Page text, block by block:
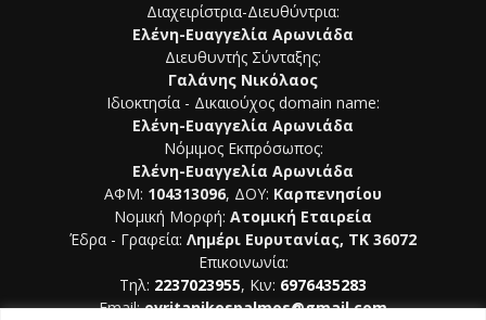
Διαχειρίστρια-Διευθύντρια:
Ελένη-Ευαγγελία Αρωνιάδα
Διευθυντής Σύνταξης:
Γαλάνης Νικόλαος
Ιδιοκτησία - Δικαιούχος domain name:
Ελένη-Ευαγγελία Αρωνιάδα
Νόμιμος Εκπρόσωπος:
Ελένη-Ευαγγελία Αρωνιάδα
ΑΦΜ: 104313096, ΔΟΥ: Καρπενησίου
Νομική Μορφή: Ατομική Εταιρεία
Έδρα - Γραφεία: Λημέρι Ευρυτανίας, ΤΚ 36072
Επικοινωνία:
Τηλ: 2237023955, Κιν: 6976435283
Email:evritanikospalmos@gmail.com